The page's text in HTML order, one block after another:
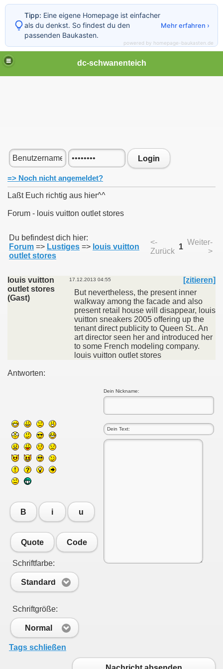
dc-schwanenteich
Login
=> Noch nicht angemeldet?
Laßt Euch richtig aus hier^^
Forum - louis vuitton outlet stores
Du befindest dich hier:
Forum => Lustiges => louis vuitton
outlet stores
<-
Zurück
1
Weiter-
>
louis vuitton
outlet stores
(Gast)
17.12.2013 04:55
[zitieren]
But nevertheless, the present inner
walkway among the facade and also
present retail house will disappear, louis
vuitton sneakers 2005 offering up the
tenant direct publicity to Queen St.. An
art director seen her and introduced her
to some French modeling company.
louis vuitton outlet stores
Antworten:
Dein Nickname:
B i u
Quote Code
Schriftfarbe:
Standard
Schriftgröße:
Normal
Tags schließen
Tipp: Eine eigene Homepage ist einfacher
als du denkst. So findest du den
passenden Baukasten.
Mehr erfahren ›
powered by homepage-baukasten.de